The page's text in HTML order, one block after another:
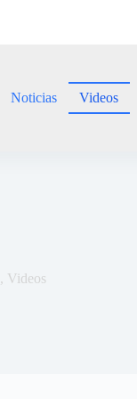
Noticias Videos
, Videos